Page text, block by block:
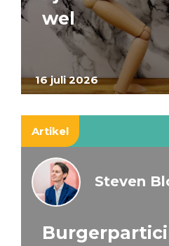
16 juli 2026
wel
Artikel
Steven